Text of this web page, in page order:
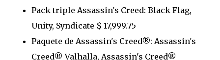
Pack triple Assassin's Creed: Black Flag,
Unity, Syndicate $ 17,999.75
Paquete de Assassin's Creed®: Assassin's
Creed® Valhalla, Assassin's Creed®